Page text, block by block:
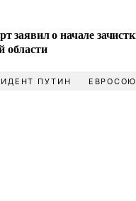
заявил о начале
ПУТИН